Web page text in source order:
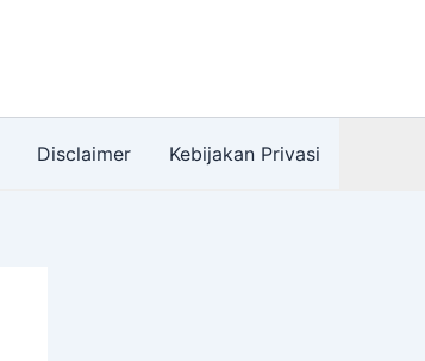
Disclaimer Kebijakan Privasi